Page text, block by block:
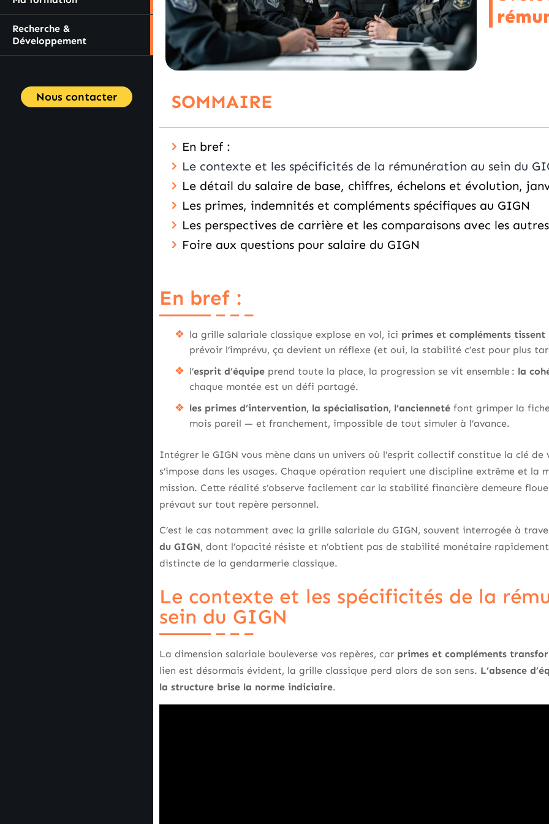
Recherche &
Développement
Nous contacter SOMMAIRE
En bref :
Le contexte et les spécificités de la rémunération au sein du
Le détail du salaire de base, chiffres, échelons et évolution,
Les primes, indemnités et compléments spécifiques au GIGN
Les perspectives de carrière et les comparaisons avec les
Foire aux questions pour salaire du GIGN
En bref :
la grille salariale classique explose en vol, ici primes et compléments
prévoir l’imprévu, ça devient un réflexe (et oui, la stabilité c’est pour plus
l’esprit d’équipe prend toute la place, la progression se vit ensemble : la
chaque montée est un défi partagé.
les primes d’intervention, la spécialisation, l’ancienneté font grimper la
mois pareil — et franchement, impossible de tout simuler à l’avance.
Intégrer le GIGN vous mène dans un univers où l’esprit collectif constitue la clé
s’impose dans les usages. Chaque opération requiert une discipline extrême et la
mission. Cette réalité s’observe facilement car la stabilité financière demeure
prévaut sur tout repère personnel.
C’est le cas notamment avec la grille salariale du GIGN, souvent interrogée à
du GIGN, dont l’opacité résiste et n’obtient pas de stabilité monétaire
distincte de la gendarmerie classique.
Le contexte et les spécificités de la
sein du GIGN
La dimension salariale bouleverse vos repères, car primes et compléments
lien est désormais évident, la grille classique perd alors de son sens. L’absence
la structure brise la norme indiciaire.